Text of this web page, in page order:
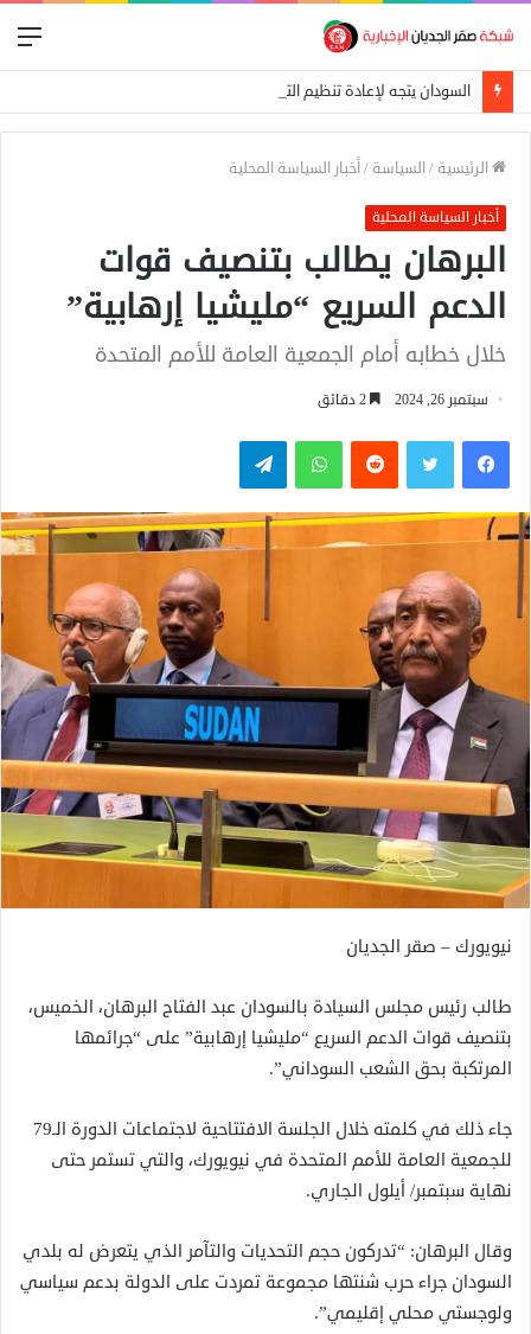
الرئيسية /السياسة /أخبار السياسة المحلية
أخبار السياسة المحلية
البرهان يطالب بتنصيف قوات
الدعم السريع “مليشيا إرهابية”
خلال خطابه أمام الجمعية العامة للأمم المتحدة
سبتمبر 26, 2024
فيسبوكتويتر واتساب تيلقرام
نيويورك – صقر الجديان
طالب رئيس مجلس السيادة بالسودان عبد الفتاح البرهان، الخميس،
بتنصيف قوات الدعم السريع “مليشيا إرهابية” على “جرائمها
المرتكبة بحق الشعب السوداني”.
جاء ذلك في كلمته خلال الجلسة الافتتاحية لاجتماعات الدورة الـ79
للجمعية العامة للأمم المتحدة في نيويورك، والتي تستمر حتى
نهاية سبتمبر/ أيلول الجاري.
وقال البرهان: “تدركون حجم التحديات والتآمر الذي يتعرض له بلدي
السودان جراء حرب شنتها مجموعة تمردت على الدولة بدعم سياسي
ولوجستي محلي إقليمي”.